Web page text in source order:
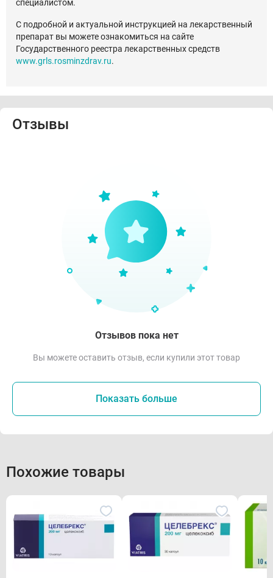
специалистом.
С подробной и актуальной инструкцией на лекарственный
препарат вы можете ознакомиться на сайте
Государственного реестра лекарственных средств
www.grls.rosminzdrav.ru.
Отзывы
Отзывов пока нет
Вы можете оставить отзыв, если купили этот товар
Показать больше
Похожие товары